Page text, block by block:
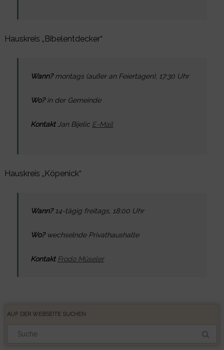
Hauskreis „Bibelentdecker“
Wann?montags (außer an Feiertagen), 17:30 Uhr
Wo?in der Gemeinde
KontaktJan Bijelic E-Mail
Hauskreis „Köpenick“
Wann?14-tägig freitags, 18:00 Uhr
Wo?wechselnde Privathaushalte
Kontakt Frodo Müseler
AUF DER WEBSEITE SUCHEN